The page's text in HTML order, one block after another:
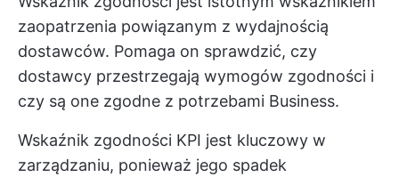
zaopatrzenia powiązanym z wydajnością
dostawców. Pomaga on sprawdzić, czy
dostawcy przestrzegają wymogów zgodności i
czy są one zgodne z potrzebami Business.
Wskaźnik zgodności KPI jest kluczowy w
zarządzaniu, ponieważ jego spadek